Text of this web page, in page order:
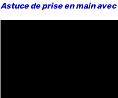
Astuce de prise en main